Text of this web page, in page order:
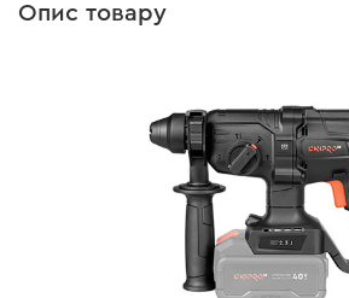
Опис товару